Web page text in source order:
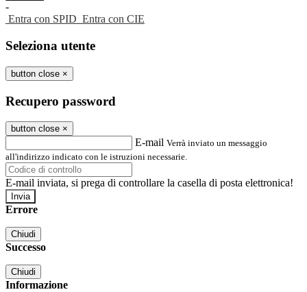
-
Entra con SPID Entra con CIE
Seleziona utente
button close ×
Recupero password
button close ×
E-mail Verrà inviato un messaggio
all'indirizzo indicato con le istruzioni necessarie.
E-mail inviata, si prega di controllare la casella di posta elettronica!
Errore
Chiudi
Successo
Chiudi
Informazione